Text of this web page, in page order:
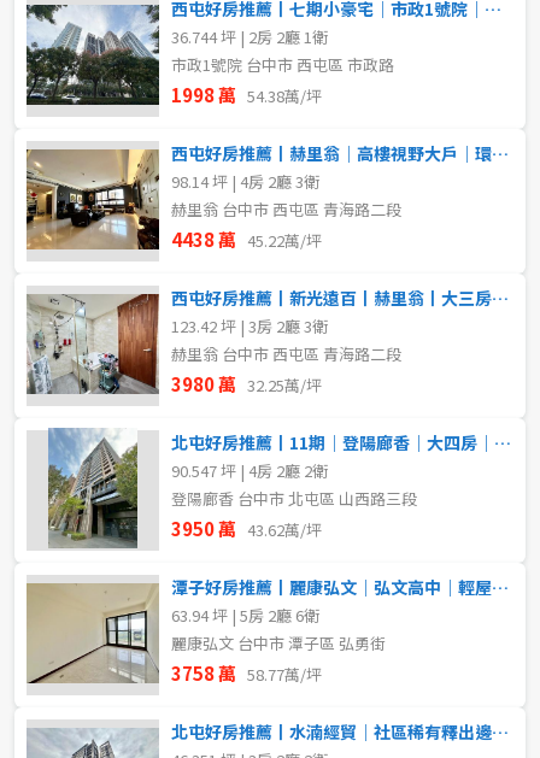
西屯好房推薦丨七期小豪宅｜市政1號院｜大兩房平車｜高樓景觀戶
36.744 坪 | 2房 2廳 1衛
市政1號院 台中市 西屯區 市政路
1998 萬 54.38萬/坪
西屯好房推薦丨赫里翁｜高樓視野大戶｜環視七期美景
98.14 坪 | 4房 2廳 3衛
赫里翁 台中市 西屯區 青海路二段
4438 萬 45.22萬/坪
西屯好房推薦丨新光遠百丨赫里翁丨大三房雙平車
123.42 坪 | 3房 2廳 3衛
赫里翁 台中市 西屯區 青海路二段
3980 萬 32.25萬/坪
北屯好房推薦丨11期｜登陽廊香｜大四房｜獨立雙平車｜稀有釋出
90.547 坪 | 4房 2廳 2衛
登陽廊香 台中市 北屯區 山西路三段
3950 萬 43.62萬/坪
潭子好房推薦丨麗康弘文｜弘文高中｜輕屋齡電梯別墅
63.94 坪 | 5房 2廳 6衛
麗康弘文 台中市 潭子區 弘勇街
3758 萬 58.77萬/坪
北屯好房推薦丨水湳經貿｜社區稀有釋出邊間採光三房平車